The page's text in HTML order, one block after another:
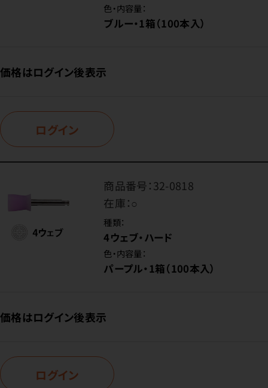
色・内容量：
ブルー・1箱（100本入）
価格はログイン後表示
ログイン
商品番号：32-0818
在庫：○
種類：
4ウェブ・ハード
色・内容量：
パープル・1箱（100本入）
価格はログイン後表示
ログイン